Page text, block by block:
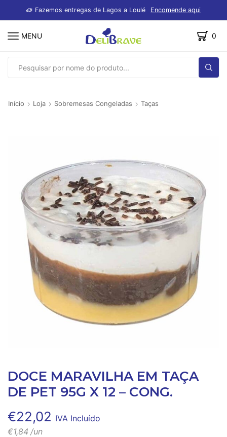
Fazemos entregas de Lagos a Loulé Encomende aqui
MENU 0
SEARCH
Início Loja Sobremesas Congeladas Taças
DOCE MARAVILHA EM TAÇA
DE PET 95G X 12 – CONG.
€22,02 IVA Incluído
€1,84 /un